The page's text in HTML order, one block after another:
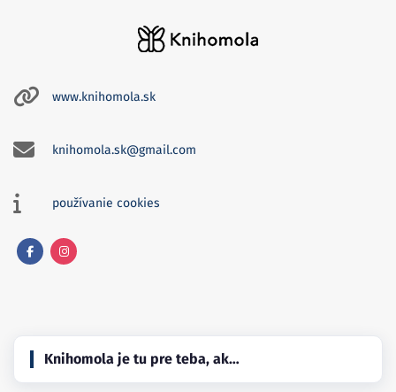
www.knihomola.sk
knihomola.sk@gmail.com
používanie cookies
Knihomola je tu pre teba, ak…